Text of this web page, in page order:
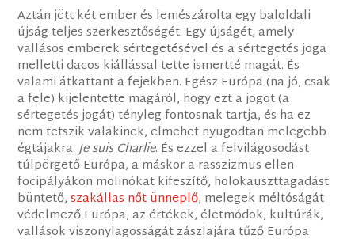
Aztán jött két ember és lemészárolta egy baloldali
újság teljes szerkesztőségét. Egy újságét, amely
vallásos emberek sértegetésével és a sértegetés joga
melletti dacos kiállással tette ismertté magát. És
valami átkattant a fejekben. Egész Európa (na jó, csak
a fele) kijelentette magáról, hogy ezt a jogot (a
sértegetés jogát) tényleg fontosnak tartja, és ha ez
nem tetszik valakinek, elmehet nyugodtan melegebb
égtájakra.Je suis Charlie. És ezzel a felvilágosodást
túlpörgető Európa, a máskor a rasszizmus ellen
focipályákon molinókat kifeszítő, holokauszttagadást
büntető,szakállas nőt ünneplő, melegek méltóságát
védelmező Európa, az értékek, életmódok, kultúrák,
vallások viszonylagosságát zászlajára tűző Európa